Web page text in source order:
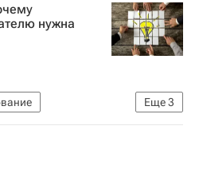
нужна
Еще3
Проверено на себе